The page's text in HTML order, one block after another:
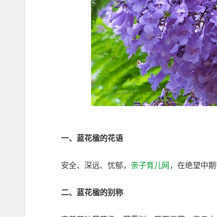
一、蓝花楹的花语
安全、深远、忧郁， 亲子育儿网，在绝望中
二、蓝花楹的别称